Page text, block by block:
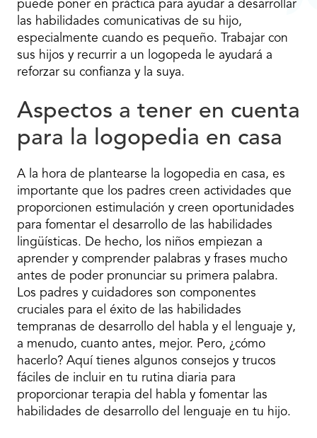
puede poner en práctica para ayudar a desarrollar
las habilidades comunicativas de su hijo,
especialmente cuando es pequeño. Trabajar con
sus hijos y recurrir a un logopeda le ayudará a
reforzar su confianza y la suya.
Aspectos a tener en cuenta
para la logopedia en casa
A la hora de plantearse la logopedia en casa, es
importante que los padres creen actividades que
proporcionen estimulación y creen oportunidades
para fomentar el desarrollo de las habilidades
lingüísticas. De hecho, los niños empiezan a
aprender y comprender palabras y frases mucho
antes de poder pronunciar su primera palabra.
Los padres y cuidadores son componentes
cruciales para el éxito de las habilidades
tempranas de desarrollo del habla y el lenguaje y,
a menudo, cuanto antes, mejor. Pero, ¿cómo
hacerlo? Aquí tienes algunos consejos y trucos
fáciles de incluir en tu rutina diaria para
proporcionar terapia del habla y fomentar las
habilidades de desarrollo del lenguaje en tu hijo.